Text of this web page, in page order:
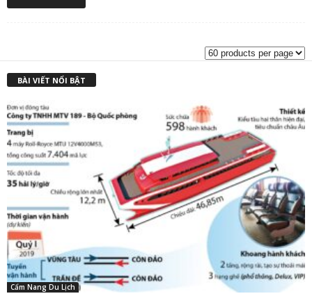
BÀI VIẾT NỔI BẬT
Cẩm Nang Du Lịch